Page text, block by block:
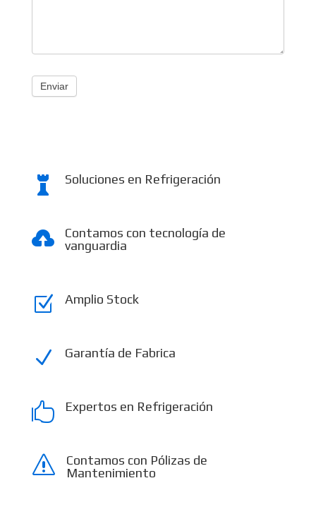
Enviar
 Soluciones en Refrigeración

Contamos con tecnología de
vanguardia
Z Amplio Stock
N Garantía de Fabrica
 Expertos en Refrigeración
s
Contamos con Pólizas de
Mantenimiento